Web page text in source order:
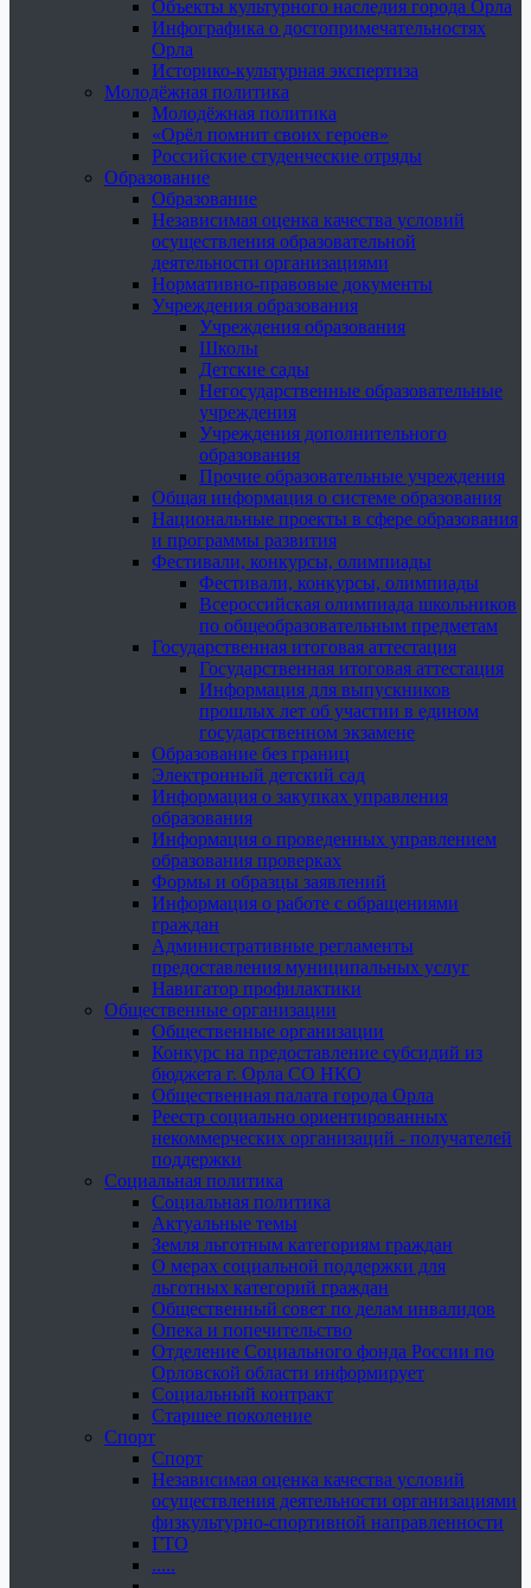
Объекты культурного наследия города Орла
Инфографика о достопримечательностях
Орла
Историко-культурная экспертиза
Молодёжная политика
Молодёжная политика
«Орёл помнит своих героев»
Российские студенческие отряды
Образование
Образование
Независимая оценка качества условий
осуществления образовательной
деятельности организациями
Нормативно-правовые документы
Учреждения образования
Учреждения образования
Школы
Детские сады
Негосударственные образовательные
учреждения
Учреждения дополнительного
образования
Прочие образовательные учреждения
Общая информация о системе образования
Национальные проекты в сфере образования
и программы развития
Фестивали, конкурсы, олимпиады
Фестивали, конкурсы, олимпиады
Всероссийская олимпиада школьников
по общеобразовательным предметам
Государственная итоговая аттестация
Государственная итоговая аттестация
Информация для выпускников
прошлых лет об участии в едином
государственном экзамене
Образование без границ
Электронный детский сад
Информация о закупках управления
образования
Информация о проведенных управлением
образования проверках
Формы и образцы заявлений
Информация о работе с обращениями
граждан
Административные регламенты
предоставления муниципальных услуг
Навигатор профилактики
Общественные организации
Общественные организации
Конкурс на предоставление субсидий из
бюджета г. Орла СО НКО
Общественная палата города Орла
Реестр социально ориентированных
некоммерческих организаций - получателей
поддержки
Социальная политика
Социальная политика
Актуальные темы
Земля льготным категориям граждан
О мерах социальной поддержки для
льготных категорий граждан
Общественный совет по делам инвалидов
Опека и попечительство
Отделение Социального фонда России по
Орловской области информирует
Социальный контракт
Старшее поколение
Спорт
Спорт
Независимая оценка качества условий
осуществления деятельности организациями
физкультурно-спортивной направленности
ГТО
.....